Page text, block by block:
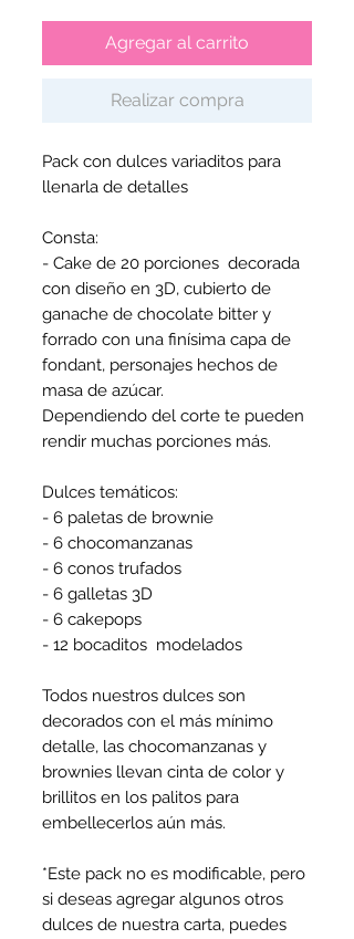
Agregar al carrito
Realizar compra
Pack con dulces variaditos para
llenarla de detalles
Consta:
- Cake de 20 porciones  decorada
con diseño en 3D, cubierto de
ganache de chocolate bitter y
forrado con una finísima capa de
fondant, personajes hechos de
masa de azúcar.
Dependiendo del corte te pueden
rendir muchas porciones más.
Dulces temáticos:
- 6 paletas de brownie
- 6 chocomanzanas
- 6 conos trufados
- 6 galletas 3D
- 6 cakepops
- 12 bocaditos  modelados
Todos nuestros dulces son
decorados con el más mínimo
detalle, las chocomanzanas y
brownies llevan cinta de color y
brillitos en los palitos para
embellecerlos aún más.
*Este pack no es modificable, pero
si deseas agregar algunos otros
dulces de nuestra carta, puedes